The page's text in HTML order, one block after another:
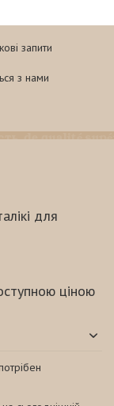
запити
з нами
для
ціною